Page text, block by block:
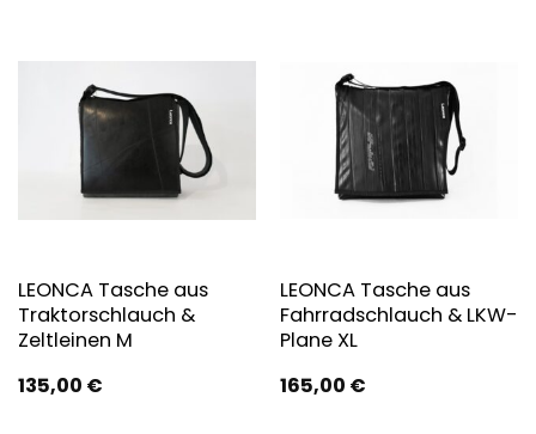
LEONCA Tasche aus
Traktorschlauch &
Zeltleinen M
135,00 €
LEONCA Tasche aus
Fahrradschlauch & LKW-
Plane XL
165,00 €